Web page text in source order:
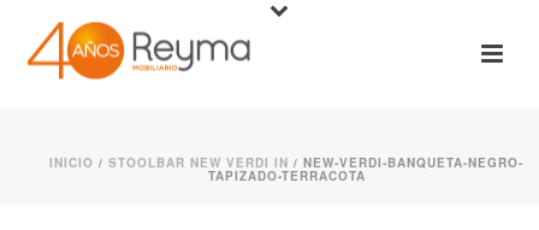
INICIO / STOOLBAR NEW VERDI IN / NEW-VERDI-BANQUETA-NEGRO-
TAPIZADO-TERRACOTA